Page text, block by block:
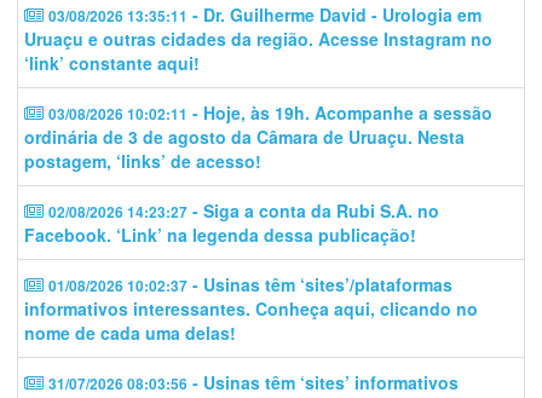
03/08/2026 13:35:11 - Dr. Guilherme David - Urologia em
Uruaçu e outras cidades da região. Acesse Instagram no
‘link’ constante aqui!
03/08/2026 10:02:11 - Hoje, às 19h. Acompanhe a sessão
ordinária de 3 de agosto da Câmara de Uruaçu. Nesta
postagem, ‘links’ de acesso!
02/08/2026 14:23:27 - Siga a conta da Rubi S.A. no
Facebook. ‘Link’ na legenda dessa publicação!
01/08/2026 10:02:37 - Usinas têm ‘sites’/plataformas
informativos interessantes. Conheça aqui, clicando no
nome de cada uma delas!
31/07/2026 08:03:56 - Usinas têm ‘sites’ informativos